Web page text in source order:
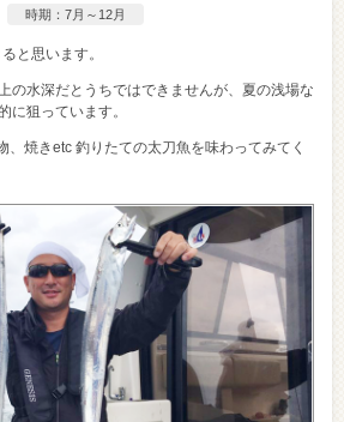
時期：7月～12月
と思います。
の水深だとうちではできませんが、夏の浅場な
に狙っています。
、焼きetc 釣りたての太刀魚を味わってみてく